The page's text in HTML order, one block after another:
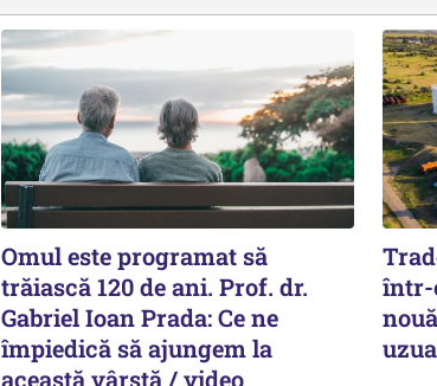
Omul este programat să
trăiască 120 de ani. Prof. dr.
Gabriel Ioan Prada: Ce ne
împiedică să ajungem la
această vârstă / video
într-